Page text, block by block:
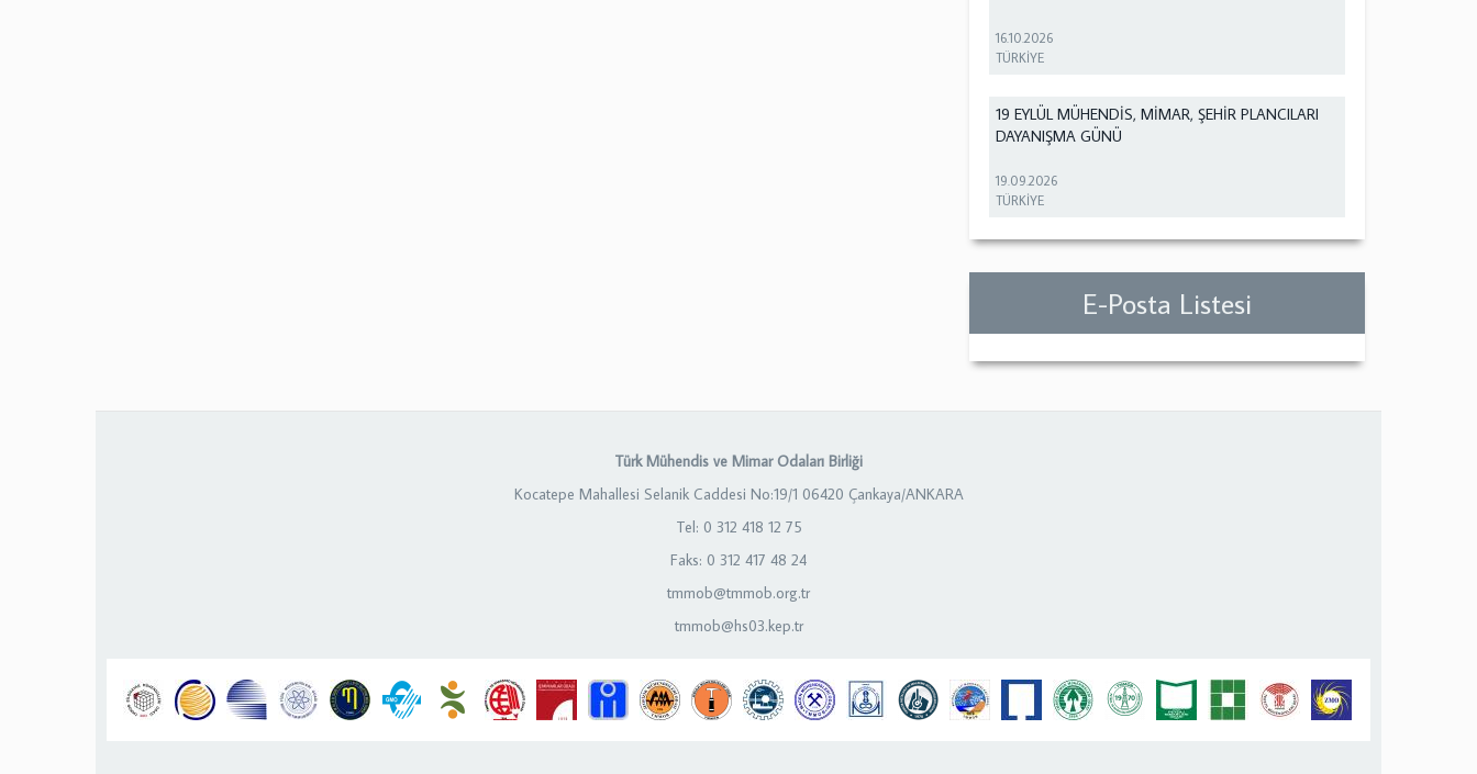
16.10.2026
TÜRKİYE
19 EYLÜL MÜHENDİS, MİMAR, ŞEHİR PLANCILARI
DAYANIŞMA GÜNÜ
19.09.2026
TÜRKİYE
E-Posta Listesi
Türk Mühendis ve Mimar Odaları Birliği
Kocatepe Mahallesi Selanik Caddesi No:19/1 06420 Çankaya/ANKARA
Tel: 0 312 418 12 75
Faks: 0 312 417 48 24
tmmob@tmmob.org.tr
tmmob@hs03.kep.tr